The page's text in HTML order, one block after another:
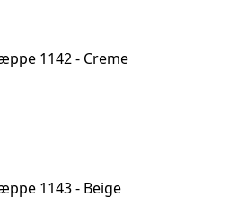
1142 - Creme
1143 - Beige